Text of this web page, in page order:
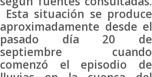
Esta situación se produce
aproximadamente desde el
pasado día 20 de
septiembre cuando
comenzó el episodio de